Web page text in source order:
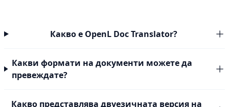
Какво е OpenL Doc Translator?
Какви формати на документи можете да
превеждате?
Какво представлява двуезичната версия на